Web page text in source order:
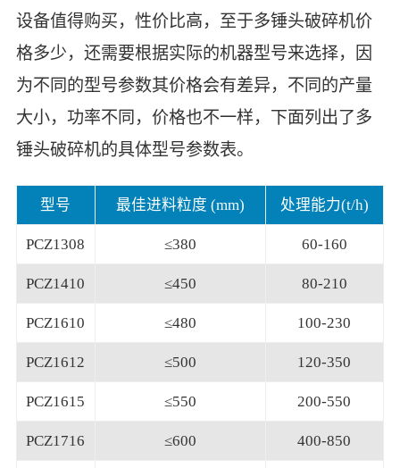
设备值得购买，性价比高，至于多锤头破碎机价
格多少，还需要根据实际的机器型号来选择，因
为不同的型号参数其价格会有差异，不同的产量
大小，功率不同，价格也不一样，下面列出了多
锤头破碎机的具体型号参数表。
型号 最佳进料粒度 (mm) 处理能力(t/h)
PCZ1308 ≤380 60-160
PCZ1410 ≤450 80-210
PCZ1610 ≤480 100-230
PCZ1612 ≤500 120-350
PCZ1615 ≤550 200-550
PCZ1716 ≤600 400-850